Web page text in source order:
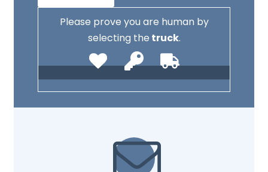
Please prove you are human by
selecting the truck.